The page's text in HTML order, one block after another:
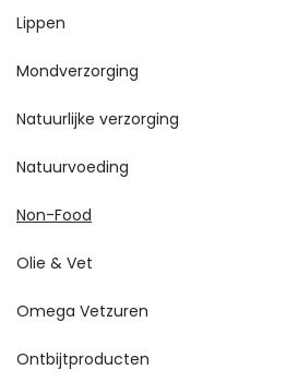
Lippen
Mondverzorging
Natuurlijke verzorging
Natuurvoeding
Non-Food
Olie & Vet
Omega Vetzuren
Ontbijtproducten